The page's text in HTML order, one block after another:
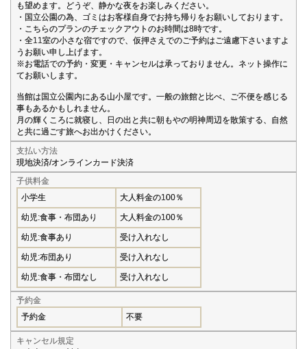
も望めます。どうぞ、静かな夜をお楽しみください。
・国立公園の為、ゴミはお客様自身でお持ち帰りをお願いしております。
・こちらのプランのチェックアウトのお時間は8時です。
・全11室の小さな宿ですので、仮押さえでのご予約はご遠慮下さいますよ
うお願い申し上げます。
※お電話での予約・変更・キャンセルは承っておりません。ネット操作に
てお願いします。
当館は国立公園内にある山小屋です。一般の旅館と比べ、ご不便を感じる
事もあるかもしれません。
月の輝くころに就寝し、日の出と共に朝もやの明神周辺を散策する、自然
と共に過ごす旅へお出かけください。
支払い方法
現地決済/オンラインカード決済
子供料金
小学生
大人料金の100％
幼児:食事・布団あり 大人料金の100％
幼児:食事あり 受け入れなし
幼児:布団あり 受け入れなし
幼児:食事・布団なし 受け入れなし
予約金
予約金
不要
キャンセル規定